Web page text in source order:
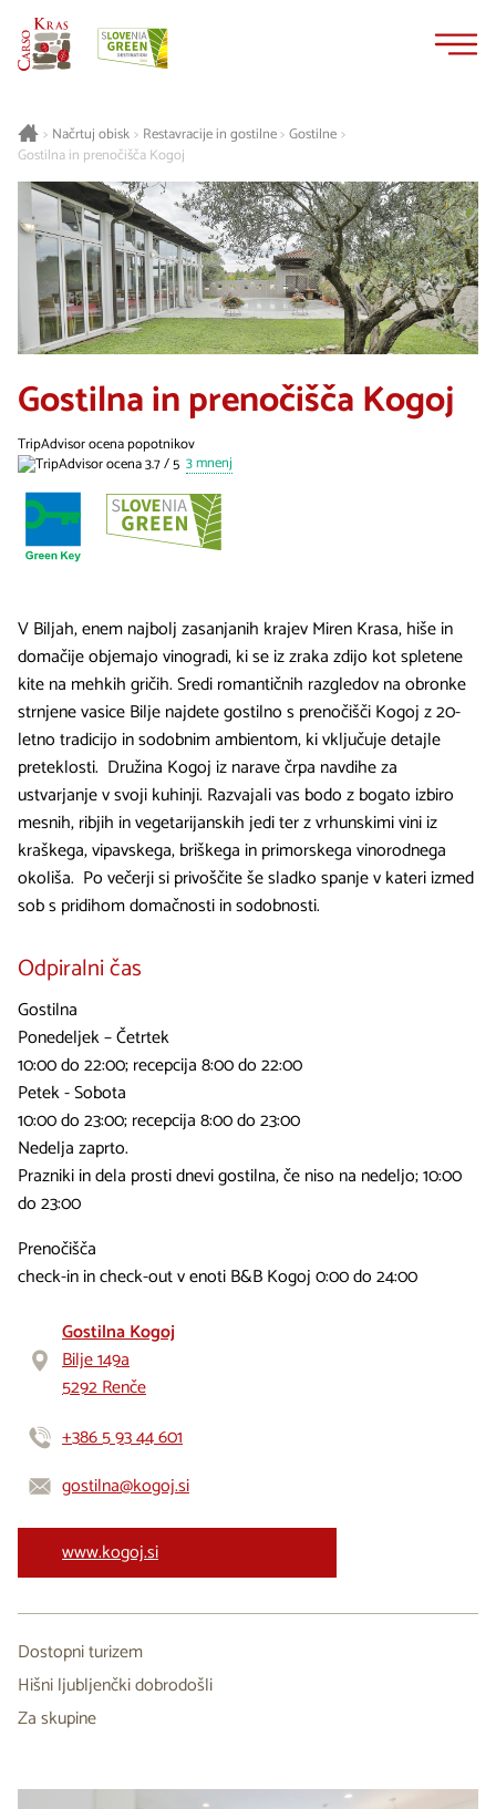
> Načrtuj obisk> Restavracije in gostilne>Gostilne>
Gostilna in prenočišča Kogoj
Gostilna in prenočišča Kogoj
TripAdvisor ocena popotnikov
3 mnenj
V Biljah, enem najbolj zasanjanih krajev Miren Krasa, hiše in
domačije objemajo vinogradi, ki se iz zraka zdijo kot spletene
kite na mehkih gričih. Sredi romantičnih razgledov na obronke
strnjene vasice Bilje najdete gostilno s prenočišči Kogoj z 20-
letno tradicijo in sodobnim ambientom, ki vključuje detajle
preteklosti. Družina Kogoj iz narave črpa navdihe za
ustvarjanje v svoji kuhinji. Razvajali vas bodo z bogato izbiro
mesnih, ribjih in vegetarijanskih jedi ter z vrhunskimi vini iz
kraškega, vipavskega, briškega in primorskega vinorodnega
okoliša. Po večerji si privoščite še sladko spanje v kateri izmed
sob s pridihom domačnosti in sodobnosti.
Odpiralni čas
Gostilna
Ponedeljek – Četrtek
10:00 do 22:00; recepcija 8:00 do 22:00
Petek - Sobota
10:00 do 23:00; recepcija 8:00 do 23:00
Nedelja zaprto.
Prazniki in dela prosti dnevi gostilna, če niso na nedeljo; 10:00
do 23:00
Prenočišča
check-in in check-out v enoti B&B Kogoj 0:00 do 24:00
Gostilna Kogoj
Bilje 149a
5292 Renče
+386 5 93 44 601
gostilna@kogoj.si
www.kogoj.si
Dostopni turizem
Hišni ljubljenčki dobrodošli
Za skupine